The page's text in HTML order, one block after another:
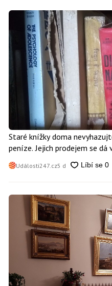
Staré knížky doma
peníze. Jejich prodejem se dá
Události247.cz5 d